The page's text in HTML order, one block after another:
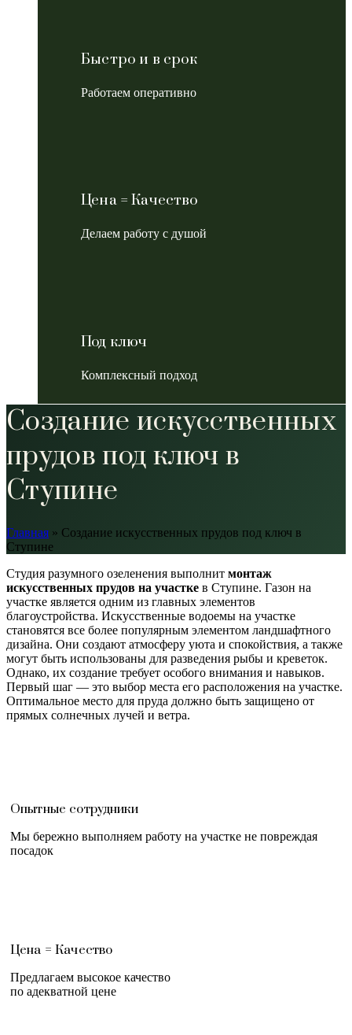
Быстро и в срок
Работаем оперативно
Цена = Качество
Делаем работу с душой
Под ключ
Комплексный подход
Создание искусственных
прудов под ключ в
Ступине
Главная » Создание искусственных прудов под ключ в
Ступине
Студия разумного озеленения выполнит монтаж
искусственных прудов на участке в Ступине. Газон на
участке является одним из главных элементов
благоустройства. Искусственные водоемы на участке
становятся все более популярным элементом ландшафтного
дизайна. Они создают атмосферу уюта и спокойствия, а также
могут быть использованы для разведения рыбы и креветок.
Однако, их создание требует особого внимания и навыков.
Первый шаг — это выбор места его расположения на участке.
Оптимальное место для пруда должно быть защищено от
прямых солнечных лучей и ветра.
Опытные сотрудники
Мы бережно выполняем работу на участке не повреждая
посадок
Цена = Качество
Предлагаем высокое качество
по адекватной цене